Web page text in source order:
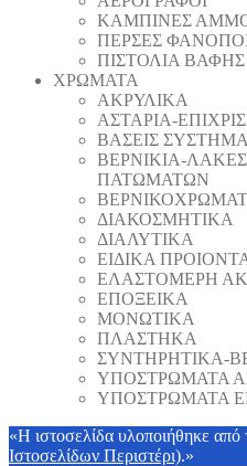
ΚΑΜΠΙΝΕΣ
ΠΕΡΣΕΣ
ΠΙΣΤΟΛΙΑ ΒΑΦΗΣ
ΧΡΩΜΑΤΑ
ΑΚΡΥΛΙΚΑ
ΑΣΤΑΡΙΑ-
ΒΑΣΕΙΣ
ΒΕΡΝΙΚΙΑ-
ΠΑΤΩΜΑΤΩΝ
ΔΙΑΚΟΣΜΗΤΙΚΑ
ΔΙΑΛΥΤΙΚΑ
ΕΙΔΙΚΑ
ΕΛΑΣΤΟΜΕΡΗ
ΕΠΟΞΕΙΚΑ
ΜΟΝΩΤΙΚΑ
ΠΛΑΣΤΗΚΑ
ΣΥΝΤΗΡΗΤΙΚΑ-
ΥΠΟΣΤΡΩΜΑΤΑ
ΥΠΟΣΤΡΩΜΑΤΑ
«Η ιστοσελίδα υλοποιήθηκε από
Ιστοσελίδων Περιστέρι).»